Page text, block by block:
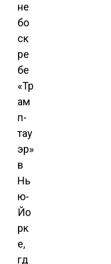
не
бо
ск
ре
бе
«Тр
ам
п-
тау
эр»
в
Нь
ю-
Йо
рк
е,
гд